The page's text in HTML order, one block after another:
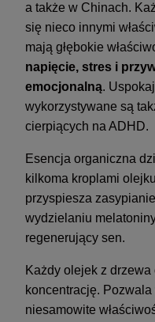
a także w Chinach.
się nieco innymi
mają głębokie
napięcie, stres i
emocjonalną.
wykorzystywane są
cierpiących na ADHD.
Esencja organiczna
kilkoma kroplami
przyspiesza
wydzielaniu
regenerujący sen.
Każdy olejek z
koncentrację. Pozwala
niesamowite